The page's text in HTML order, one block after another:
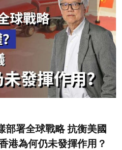
部署全球戰略 抗衡美國
港為何仍未發揮作用？